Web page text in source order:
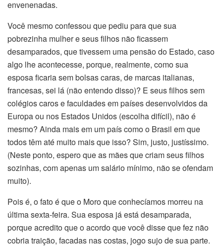
envenenadas.
Você mesmo confessou que pediu para que sua
pobrezinha mulher e seus filhos não ficassem
desamparados, que tivessem uma pensão do Estado, caso
algo lhe acontecesse, porque, realmente, como sua
esposa ficaria sem bolsas caras, de marcas italianas,
francesas, sei lá (não entendo disso)? E seus filhos sem
colégios caros e faculdades em países desenvolvidos da
Europa ou nos Estados Unidos (escolha difícil), não é
mesmo? Ainda mais em um país como o Brasil em que
todos têm até muito mais que isso? Sim, justo, justíssimo.
(Neste ponto, espero que as mães que criam seus filhos
sozinhas, com apenas um salário mínimo, não se ofendam
muito).
Pois é, o fato é que o Moro que conhecíamos morreu na
última sexta-feira. Sua esposa já está desamparada,
porque acredito que o acordo que você disse que fez não
cobria traição, facadas nas costas, jogo sujo de sua parte.